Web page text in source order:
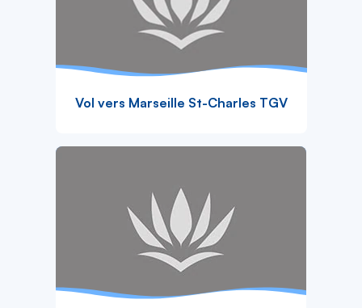
Vol vers Marseille St-Charles TGV